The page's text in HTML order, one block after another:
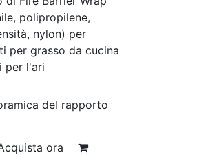
polipropilene,
nylon) per
per grasso da cucina
per l'ari
del rapporto
ora